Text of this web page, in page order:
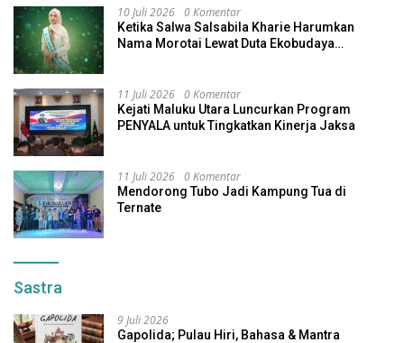
10 Juli 2026 0 Komentar
Ketika Salwa Salsabila Kharie Harumkan
Nama Morotai Lewat Duta Ekobudaya
11 Juli 2026 0 Komentar
Kejati Maluku Utara Luncurkan Program
PENYALA untuk Tingkatkan Kinerja Jaksa
11 Juli 2026 0 Komentar
Mendorong Tubo Jadi Kampung Tua di
Ternate
Sastra
9 Juli 2026
Gapolida; Pulau Hiri, Bahasa & Mantra